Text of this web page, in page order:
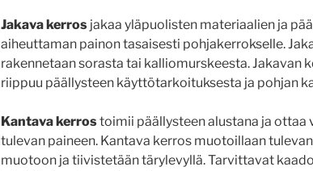
Jakava kerros jakaa yläpuolisten materiaalien ja
aiheuttaman painon tasaisesti pohjakerrokselle.
rakennetaan sorasta tai kalliomurskeesta. Jakavan
riippuu päällysteen käyttötarkoituksesta ja pohjan
Kantava kerrostoimii päällysteen alustana ja ottaa
tulevan paineen. Kantava kerros muotoillaan
muotoon ja tiivistetään tärylevyllä. Tarvittavat